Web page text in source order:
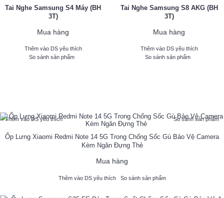
Tai Nghe Samsung S4 Máy (BH
3T)
Mua hàng
Thêm vào DS yêu thích
So sánh sản phẩm
Tai Nghe Samsung S8 AKG (BH
3T)
Mua hàng
Thêm vào DS yêu thích
So sánh sản phẩm
Thêm vào DS yêu thích So sánh sản phẩm
Ốp Lưng Xiaomi Redmi Note 14 5G Trong Chống Sốc Gù Bảo Vệ Camera
Kèm Ngăn Đựng Thẻ
Mua hàng
Thêm vào DS yêu thích So sánh sản phẩm